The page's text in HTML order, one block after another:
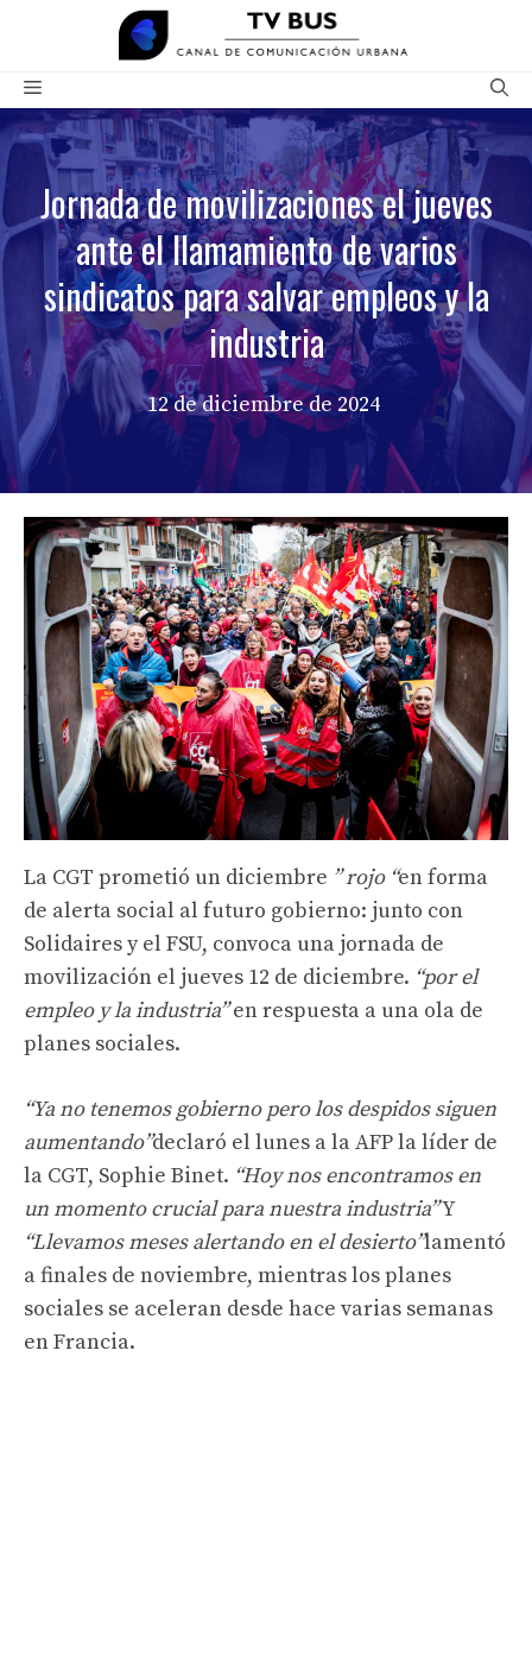
contenido
Menú
Jornada de movilizaciones el jueves
ante el llamamiento de varios
sindicatos para salvar empleos y la
industria
12 de diciembre de 2024
La CGT prometió un diciembre ” rojo “en forma
de alerta social al futuro gobierno: junto con
Solidaires y el FSU, convoca una jornada de
movilización el jueves 12 de diciembre. “por el
empleo y la industria”en respuesta a una ola de
planes sociales.
“Ya no tenemos gobierno pero los despidos siguen
aumentando”declaró el lunes a la AFP la líder de
la CGT, Sophie Binet. “Hoy nos encontramos en
un momento crucial para nuestra industria”Y
“Llevamos meses alertando en el desierto”lamentó
a finales de noviembre, mientras los planes
sociales se aceleran desde hace varias semanas
en Francia.